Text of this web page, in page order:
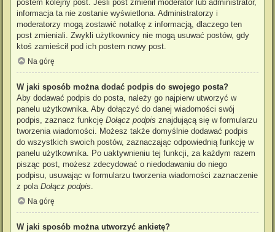
postem kolejny post. Jeśli post zmienił moderator lub administrator,
informacja ta nie zostanie wyświetlona. Administratorzy i
moderatorzy mogą zostawić notatkę z informacją, dlaczego ten
post zmieniali. Zwykli użytkownicy nie mogą usuwać postów, gdy
ktoś zamieścił pod ich postem nowy post.
Na górę
W jaki sposób można dodać podpis do swojego posta?
Aby dodawać podpis do posta, należy go najpierw utworzyć w
panelu użytkownika. Aby dołączyć do danej wiadomości swój
podpis, zaznacz funkcję Dołącz podpis znajdującą się w formularzu
tworzenia wiadomości. Możesz także domyślnie dodawać podpis
do wszystkich swoich postów, zaznaczając odpowiednią funkcję w
panelu użytkownika. Po uaktywnieniu tej funkcji, za każdym razem
pisząc post, możesz zdecydować o niedodawaniu do niego
podpisu, usuwając w formularzu tworzenia wiadomości zaznaczenie
z pola Dołącz podpis.
Na górę
W jaki sposób można utworzyć ankietę?